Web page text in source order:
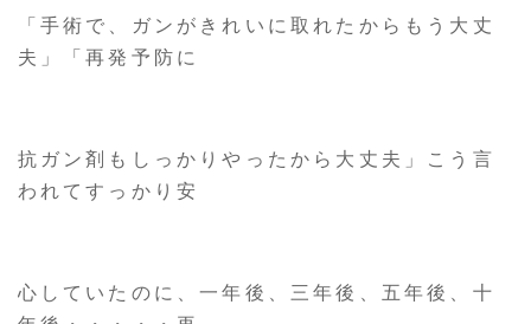
「手術で、ガンがきれいに取れたからもう大丈
夫」「再発予防に
抗ガン剤もしっかりやったから大丈夫」こう言
われてすっかり安
心していたのに、一年後、三年後、五年後、十